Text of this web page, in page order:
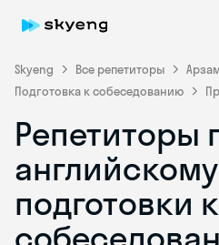
Skyeng Все репетиторы
Подготовка к собеседованию
Репетиторы
подготовки к
Skyeng Chat